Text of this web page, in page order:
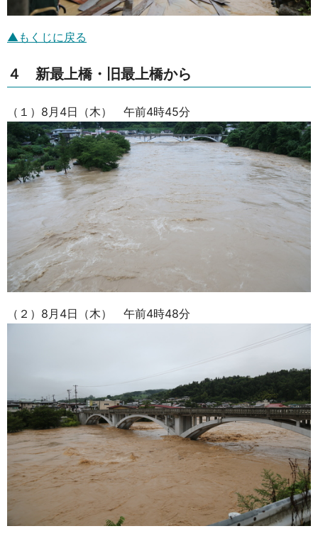
▲もくじに戻る
４ 新最上橋・旧最上橋から
（１）8月4日（木） 午前4時45分
（２）8月4日（木） 午前4時48分